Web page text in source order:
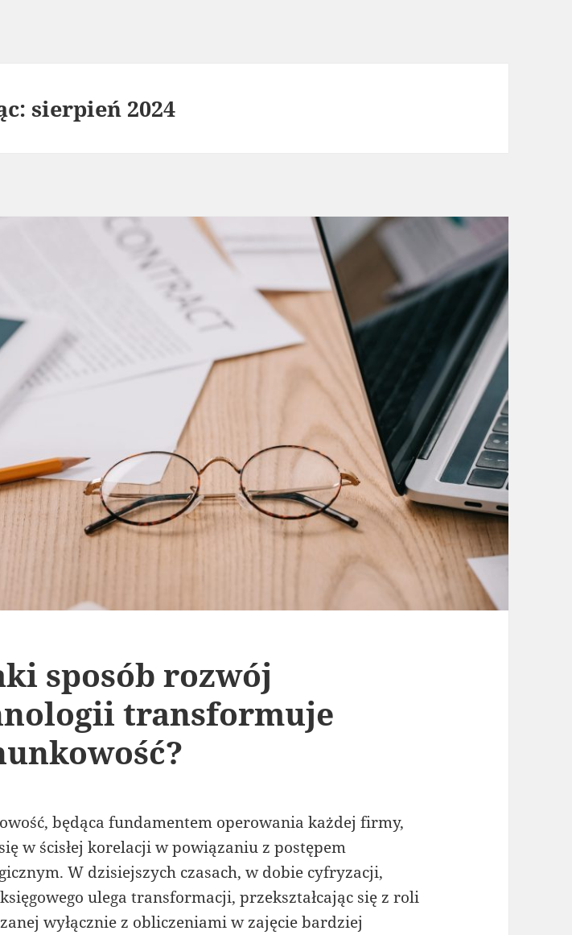
sierpień 2024
sposób rozwój
transformuje
będąca fundamentem operowania każdej firmy,
w ścisłej korelacji w powiązaniu z postępem
W dzisiejszych czasach, w dobie cyfryzacji,
ulega transformacji, przekształcając się z roli
wyłącznie z obliczeniami w zajęcie bardziej